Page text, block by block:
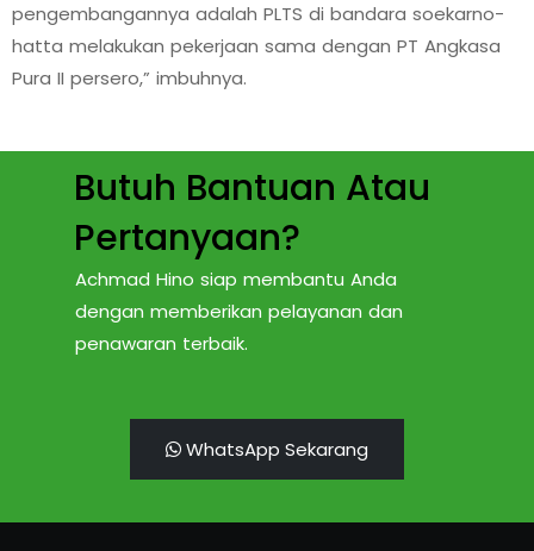
pengembangannya adalah PLTS di bandara soekarno-
hatta melakukan pekerjaan sama dengan PT Angkasa
Pura II persero,” imbuhnya.
Butuh Bantuan Atau
Pertanyaan?
Achmad Hino siap membantu Anda
dengan memberikan pelayanan dan
penawaran terbaik.
WhatsApp Sekarang